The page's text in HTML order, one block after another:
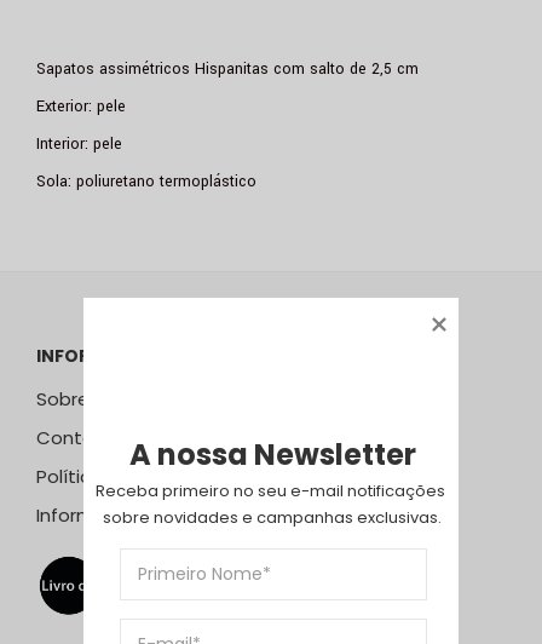
Sapatos assimétricos Hispanitas com salto de 2,5 cm
Exterior: pele
Interior: pele
Sola: poliuretano termoplástico
INFORMAÇÕES
Sobre Nós
Contactos
Política de Privacidade
Informação Resolução Litígios
A nossa Newsletter
Receba primeiro no seu e-mail notificações
sobre novidades e campanhas exclusivas.